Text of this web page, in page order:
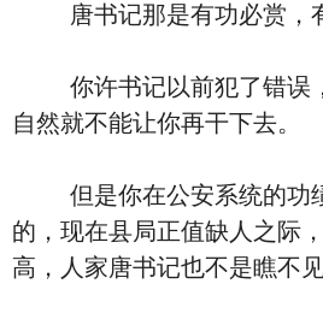
唐书记那是有功必赏，有
你许书记以前犯了错误
自然就不能让你再干下去。
但是你在公安系统的功
的，现在县局正值缺人之际
高，人家唐书记也不是瞧不